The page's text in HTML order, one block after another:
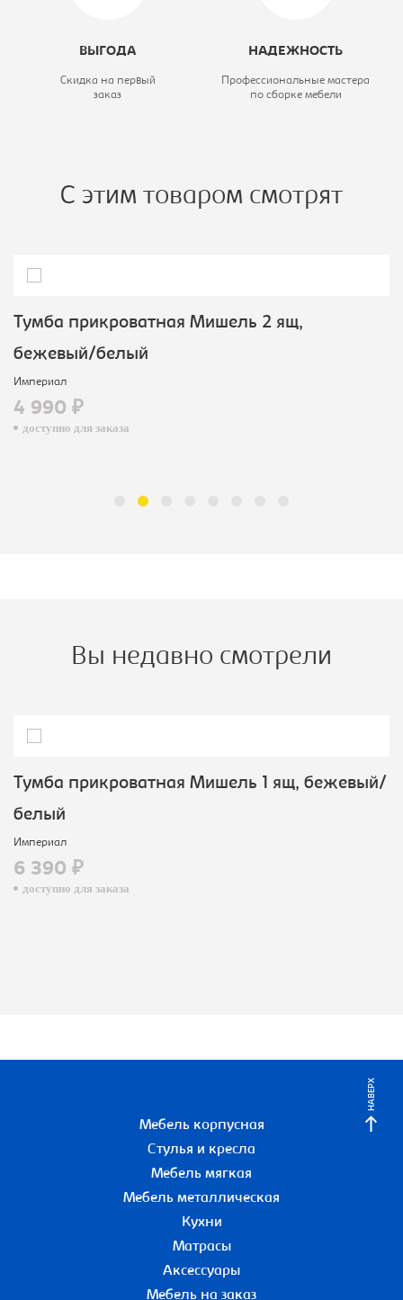
ВЫГОДА
Скидка на первый
заказ
НАДЕЖНОСТЬ
Профессиональные мастера
по сборке мебели
С этим товаром смотрят
Тумба прикроватная Мишель 2 ящ,
бежевый/белый
Империал
4 990 ₽
доступно для заказа
Вы недавно смотрели
Тумба прикроватная Мишель 1 ящ, бежевый/
белый
Империал
6 390 ₽
доступно для заказа
НАВЕРХ
Мебель корпусная
Стулья и кресла
Мебель мягкая
Мебель металлическая
Кухни
Матрасы
Аксессуары
Мебель на заказ